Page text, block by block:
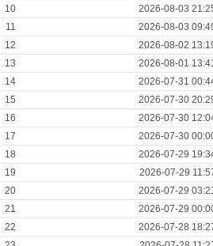
10
2026-08-03
11
2026-08-03
12
2026-08-02
13
2026-08-01
14
2026-07-31
15
2026-07-30
16
2026-07-30
17
2026-07-30
18
2026-07-29
19
2026-07-29
20
2026-07-29
21
2026-07-29
22
2026-07-28